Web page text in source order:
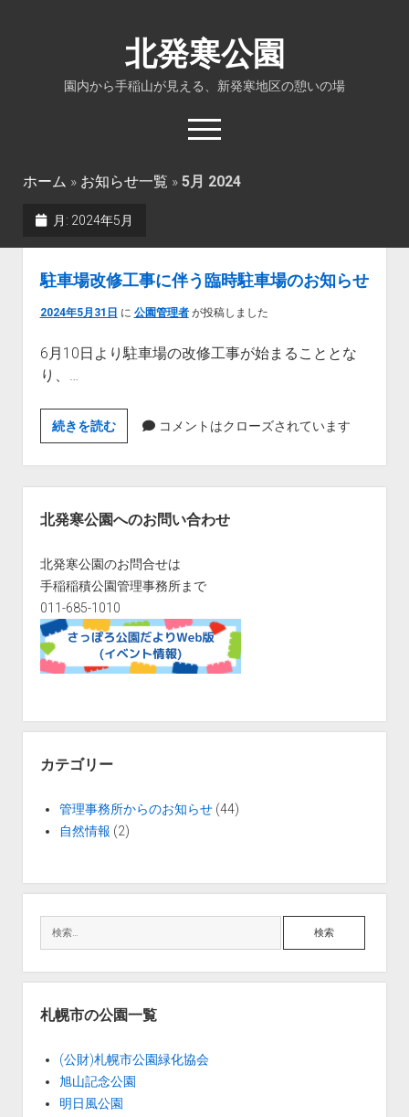
北発寒公園
園内から手稲山が見える、新発寒地区の憩いの場
open
menu
ホーム » お知らせ一覧 » 5月 2024
月: 2024年5月
駐車場改修工事に伴う臨時駐車場のお知らせ
2024年5月31日 に 公園管理者が投稿しました
6月10日より駐車場の改修工事が始まることとな
り、…
続きを読む駐
車
場
改
事
に
伴
う
臨
時
場
ら
せ
コメントはクローズされています
北発寒公園へのお問い合わせ
北発寒公園のお問合せは
手稲稲積公園管理事務所まで
011-685-1010
カテゴリー
管理事務所からのお知らせ(44)
自然情報 (2)
索
札幌市の公園一覧
(公財)札幌市公園緑化協会
旭山記念公園
明日風公園